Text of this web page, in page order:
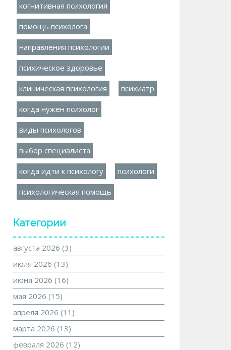
когнитивная психология
помощь психолога
направления психологии
психическое здоровье
клиническая психология психиатр
когда нужен психолог
виды психологов
выбор специалиста
когда идти к психологу психологи
психологическая помощь
Категории
августа 2026 (3)
июля 2026 (13)
июня 2026 (16)
мая 2026 (15)
апреля 2026 (11)
марта 2026 (13)
февраля 2026 (12)